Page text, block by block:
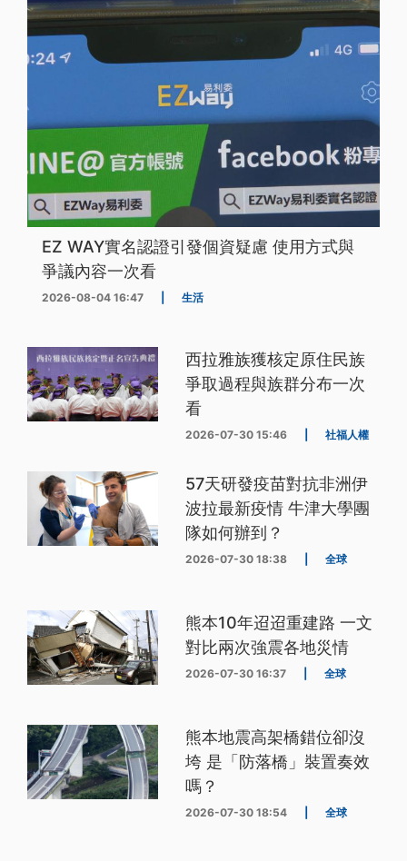
EZ WAY實名認證引發個資疑慮 使用方式與
爭議內容一次看
2026-08-04 16:47 生活
西拉雅族獲核定原住民族
爭取過程與族群分布一次
看
2026-07-30 15:46 社福人權
57天研發疫苗對抗非洲伊
波拉最新疫情 牛津大學團
隊如何辦到？
2026-07-30 18:38 全球
熊本10年迢迢重建路 一文
對比兩次強震各地災情
2026-07-30 16:37 全球
熊本地震高架橋錯位卻沒
垮 是「防落橋」裝置奏效
嗎？
2026-07-30 18:54 全球